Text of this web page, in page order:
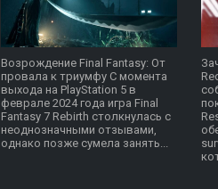
Возрождение Final Fantasy: От
провала к триумфу С момента
выхода на PlayStation 5 в
феврале 2024 года игра Final
Fantasy 7 Rebirth столкнулась с
неоднозначными отзывами,
однако позже сумела занять...